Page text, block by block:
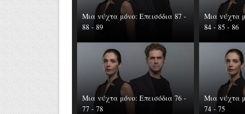
Μια νύχτα μόνο: Επεισόδια 87 -
88 - 89
Μια νύχτα
84 - 85 - 86
Μια νύχτα μόνο: Επεισόδια 76 -
77 - 78
Μια νύχτα
74 - 75